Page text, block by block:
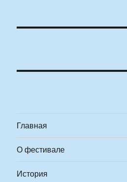
Главная
О фестивале
История